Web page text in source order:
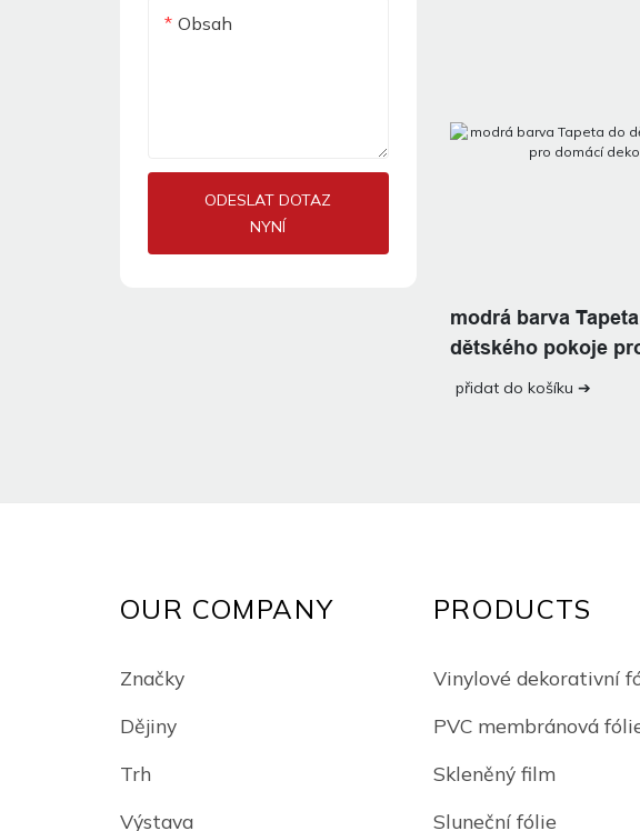
modrá barva
dětského pokoje
dekoraci
přidat do košíku ➔
Obsah
ODESLAT DOTAZ
NYNÍ
OUR COMPANY
Značky
Dějiny
Trh
Výstava
PRODUCTS
Vinylové dekorativní
PVC membránová
Skleněný film
Sluneční fólie